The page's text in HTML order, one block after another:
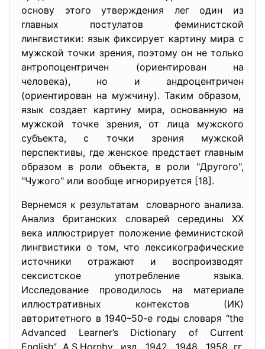
основу этого утверждения лег один из
главных постулатов феминистской
лингвистики: язык фиксирует картину мира с
мужской точки зрения, поэтому он не только
антропоцентричен (ориентирован на
человека), но и андроцентричен
(ориентирован на мужчину). Таким образом,
язык создает картину мира, основанную на
мужской точке зрения, от лица мужского
субъекта, с точки зрения мужской
перспективы, где женское предстает главным
образом в роли объекта, в роли "Другого",
"Чужого" или вообще игнорируется [18].
Вернемся к результатам словарного анализа.
Анализ британских словарей середины ХХ
века иллюстрирует положение феминистской
лингвистики о том, что лексикографические
источники отражают и воспроизводят
сексистское употребление языка.
Исследование проводилось на материале
иллюстративных контекстов (ИК)
авторитетного в 1940–50-е годы словаря “the
Advanced Learner’s Dictionary of Current
English” A.S.Hornby, изд. 1942, 1948, 1958 гг.